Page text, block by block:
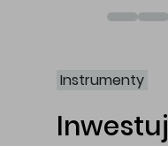
Otwórz
Instrumenty